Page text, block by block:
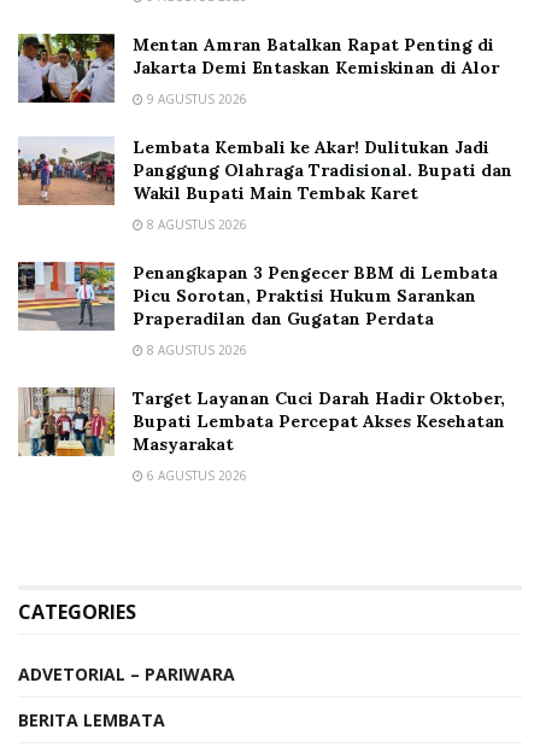
Mentan Amran Batalkan Rapat Penting di
Jakarta Demi Entaskan Kemiskinan di Alor
9 AGUSTUS 2026
Lembata Kembali ke Akar! Dulitukan Jadi
Panggung Olahraga Tradisional. Bupati dan
Wakil Bupati Main Tembak Karet
8 AGUSTUS 2026
Penangkapan 3 Pengecer BBM di Lembata
Picu Sorotan, Praktisi Hukum Sarankan
Praperadilan dan Gugatan Perdata
8 AGUSTUS 2026
Target Layanan Cuci Darah Hadir Oktober,
Bupati Lembata Percepat Akses Kesehatan
Masyarakat
6 AGUSTUS 2026
CATEGORIES
ADVETORIAL – PARIWARA
BERITA LEMBATA